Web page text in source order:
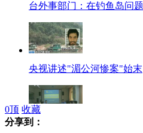
台外事部门：在钓鱼岛问
央视讲述"湄公河惨案"始末
0顶 收藏
分享到：